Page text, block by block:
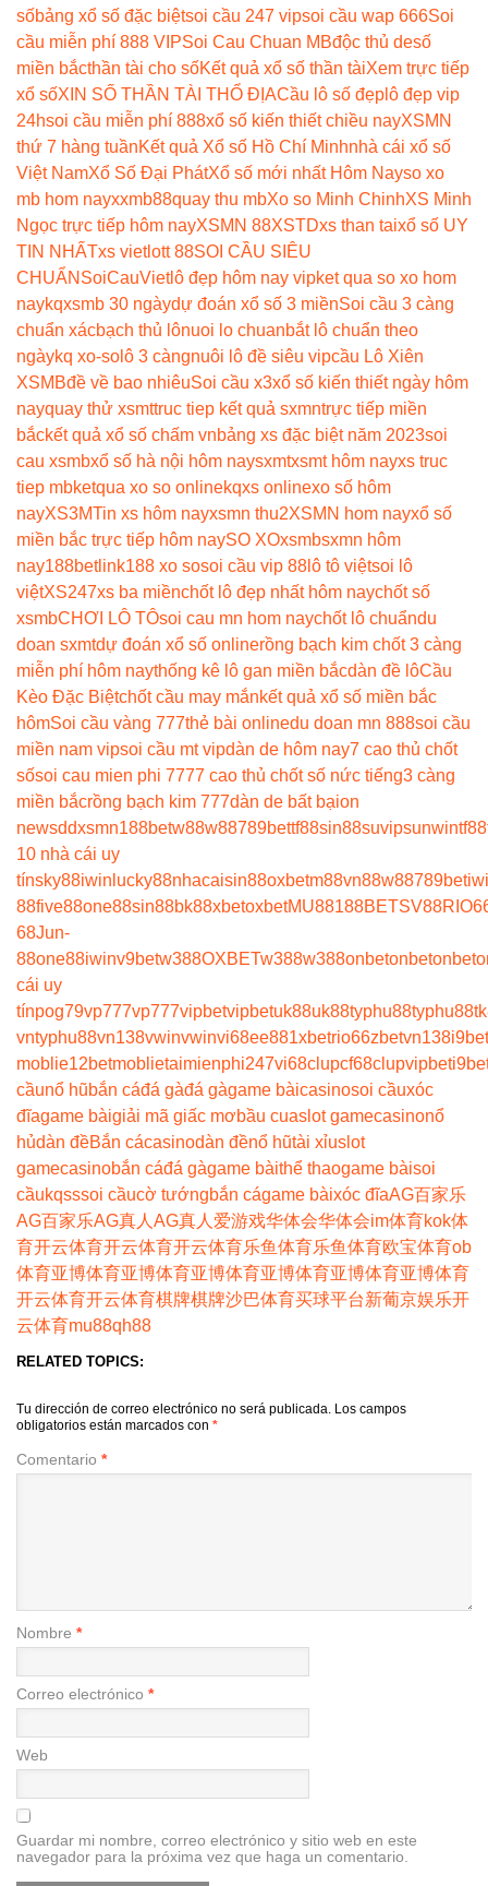
sốbảng xổ số đặc biệtsoi cầu 247 vipsoi cầu wap 666Soi
cầu miễn phí 888 VIPSoi Cau Chuan MBđộc thủ desố
miền bắcthần tài cho sốKết quả xổ số thần tàiXem trực tiếp
xổ sốXIN SỐ THẦN TÀI THỔ ĐỊACầu lô số đẹp lô đẹp vip
24hsoi cầu miễn phí 888xổ số kiến thiết chiều nayXSMN
thứ 7 hàng tuầnKết quả Xổ số Hồ Chí Minhnhà cái xổ số
Việt NamXổ Số Đại PhátXổ số mới nhất Hôm Nayso xo
mb hom nayxxmb88quay thu mbXo so Minh ChinhXS Minh
Ngọc trực tiếp hôm nayXSMN 88XSTDxs than taixổ số UY
TIN NHẤTxs vietlott 88SOI CẦU SIÊU
CHUẨN SoiCauVietlô đẹp hôm nay vipket qua so xo hom
naykqxsmb 30 ngàydự đoán xổ số 3 miềnSoi cầu 3 càng
chuẩn xácbạch thủ lônuoi lo chuanbắt lô chuẩn theo
ngàykq xo-so lô 3 càngnuôi lô đề siêu vipcầu Lô Xiên
XSMBđề về bao nhiêuSoi cầu x3xổ số kiến thiết ngày hôm
nayquay thử xsmttruc tiep kết quả sxmntrực tiếp miền
bắckết quả xổ số chấm vnbảng xs đặc biệt năm 2023soi
cau xsmbxổ số hà nội hôm naysxmtxsmt hôm nayxs truc
tiep mbketqua xo so onlinekqxs onlinexo số hôm
nayXS3MTin xs hôm nayxsmn thu2XSMN hom nayxổ số
miền bắc trực tiếp hôm naySO XOxsmbsxmn hôm
nay188betlink188 xo sosoi cầu vip 88 lô tô việtsoi lô
việtXS247xs ba miềnchốt lô đẹp nhất hôm naychốt số
xsmbCHƠI LÔ TÔsoi cau mn hom naychốt lô chuẩndu
doan sxmtdự đoán xổ số onlinerồng bạch kim chốt 3 càng
miễn phí hôm naythống kê lô gan miền bắcdàn đề lôCầu
Kèo Đặc Biệtchốt cầu may mắnkết quả xổ số miền bắc
hômSoi cầu vàng 777thẻ bài onlinedu doan mn 888soi cầu
miền nam vipsoi cầu mt vipdàn de hôm nay7 cao thủ chốt
sốsoi cau mien phi 7777 cao thủ chốt số nức tiếng3 càng
miền bắcrồng bạch kim 777dàn de bất bạion
newsddxsmn188betw88w88789bettf88sin88suvipsunwintf88
10 nhà cái uy
tínsky88iwin lucky88nhacaisin88oxbetm88vn88w88789bet
88five88one88sin88bk88xbetoxbetMU88188BETSV88
68Jun-
88one88iwinv9betw388OXBETw388w388onbetonbetonbet
cái uy
tínpog79vp777vp777vipbetvipbetuk88uk88typhu88typhu88
vntyphu88vn138vwinvwinvi68ee881xbetrio66zbetvn138
moblie12betmoblietaimienphi247vi68clupcf68clupvipbet
cầunổ hũbắn cáđá gàđá gàgame bàicasinosoi cầuxóc
đĩagame bàigiải mã giấc mơbầu cuaslot gamecasinonổ
hủdàn đềBắn cácasinodàn đềnổ hũtài xỉuslot
gamecasinobắn cáđá gàgame bàithể thaogame bàisoi
cầukqsssoi cầucờ tướngbắn cágame bàixóc đĩaAG百家乐
AG百家乐AG真人 AG真人 爱游戏华体会华体会im体育kok体
育开云体育开云体育开云体育乐鱼体育乐鱼体育欧宝体育ob
体育亚博体育亚博体育亚博体育亚博体育亚博体育亚博体育
开云体育开云体育棋牌棋牌沙巴体育买球平台新葡京娱乐开
云体育mu88qh88
RELATED TOPICS:
Tu dirección de correo electrónico no será publicada. Los campos
obligatorios están marcados con *
Comentario *
Nombre *
Correo electrónico *
Web
Guardar mi nombre, correo electrónico y sitio web en este
navegador para la próxima vez que haga un comentario.